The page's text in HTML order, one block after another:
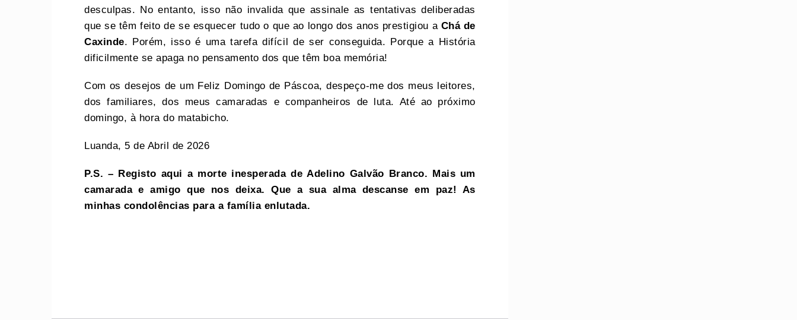
desculpas. No entanto, isso não invalida que assinale as tentativas deliberadas
que se têm feito de se esquecer tudo o que ao longo dos anos prestigiou a Chá de
Caxinde. Porém, isso é uma tarefa difícil de ser conseguida. Porque a História
dificilmente se apaga no pensamento dos que têm boa memória!
Com os desejos de um Feliz Domingo de Páscoa, despeço-me dos meus leitores,
dos familiares, dos meus camaradas e companheiros de luta. Até ao próximo
domingo, à hora do matabicho.
Luanda, 5 de Abril de 2026
P.S. – Registo aqui a morte inesperada de Adelino Galvão Branco. Mais um
camarada e amigo que nos deixa. Que a sua alma descanse em paz! As
minhas condolências para a família enlutada.